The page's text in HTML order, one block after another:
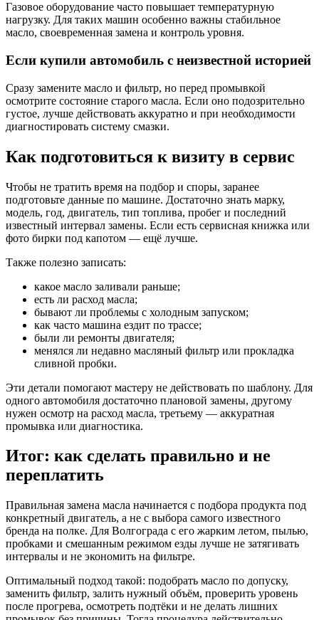
Газовое оборудование часто повышает температурную
нагрузку. Для таких машин особенно важны стабильное
масло, своевременная замена и контроль уровня.
Если купили автомобиль с неизвестной историей
Сразу замените масло и фильтр, но перед промывкой
осмотрите состояние старого масла. Если оно подозрительно
густое, лучше действовать аккуратно и при необходимости
диагностировать систему смазки.
Как подготовиться к визиту в сервис
Чтобы не тратить время на подбор и споры, заранее
подготовьте данные по машине. Достаточно знать марку,
модель, год, двигатель, тип топлива, пробег и последний
известный интервал замены. Если есть сервисная книжка или
фото бирки под капотом — ещё лучше.
Также полезно записать:
какое масло заливали раньше;
есть ли расход масла;
бывают ли проблемы с холодным запуском;
как часто машина ездит по трассе;
были ли ремонты двигателя;
менялся ли недавно масляный фильтр или прокладка
сливной пробки.
Эти детали помогают мастеру не действовать по шаблону. Для
одного автомобиля достаточно плановой замены, другому
нужен осмотр на расход масла, третьему — аккуратная
промывка или диагностика.
Итог: как сделать правильно и не
переплатить
Правильная замена масла начинается с подбора продукта под
конкретный двигатель, а не с выбора самого известного
бренда на полке. Для Волгограда с его жарким летом, пылью,
пробками и смешанным режимом езды лучше не затягивать
интервалы и не экономить на фильтре.
Оптимальный подход такой: подобрать масло по допуску,
заменить фильтр, залить нужный объём, проверить уровень
после прогрева, осмотреть подтёки и не делать лишних